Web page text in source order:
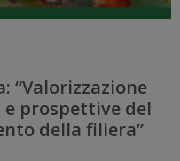
“Valorizzazione
prospettive del
della filiera”